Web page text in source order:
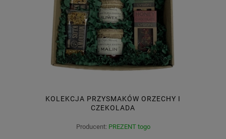
KOLEKCJA PRZYSMAKÓW ORZECHY I
CZEKOLADA
Producent: PREZENT togo